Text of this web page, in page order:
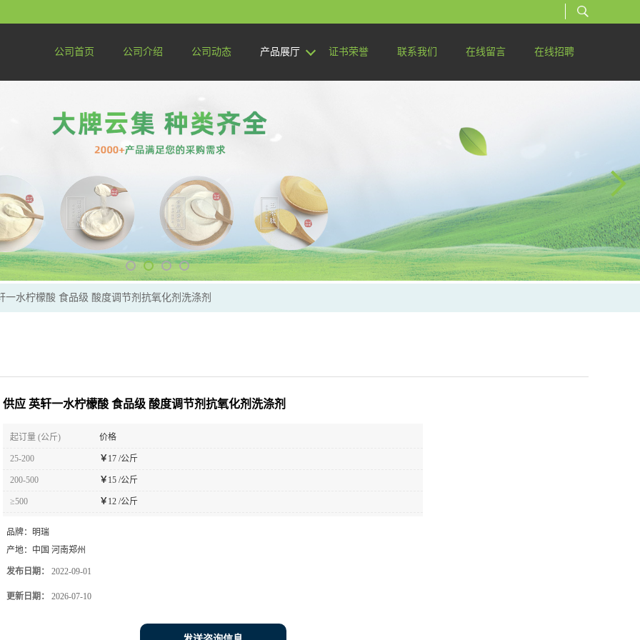
公司首页 公司介绍 公司动态 产品展厅 证书荣誉 联系我们 在线留言 在线招聘
一水柠檬酸 食品级 酸度调节剂抗氧化剂洗涤剂
供应 英轩一水柠檬酸 食品级 酸度调节剂抗氧化剂洗涤剂
起订量 (公斤) 价格
25-200 ￥ 17 /公斤
200-500 ￥ 15 /公斤
≥500 ￥ 12 /公斤
品牌： 明瑞
产地： 中国 河南郑州
发布日期： 2022-09-01
更新日期： 2026-07-10